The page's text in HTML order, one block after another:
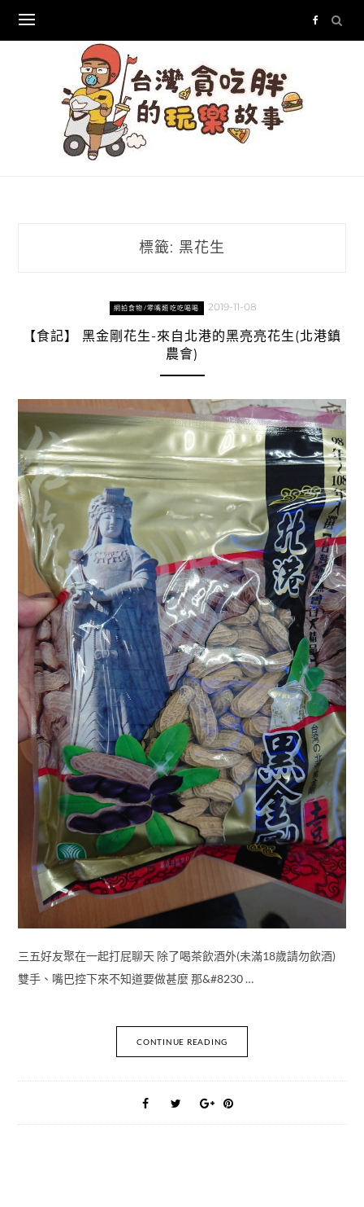
content
標籤: 黑花生
網拍食物/零嘴類吃吃喝喝 2019-11-08
【食記】 黑金剛花生-來自北港的黑亮亮花生(北港鎮
農會)
三五好友聚在一起打屁聊天 除了喝茶飲酒外(未滿18歲請勿飲酒)
雙手、嘴巴控下來不知道要做甚麼 那&#8230 …
CONTINUE READING